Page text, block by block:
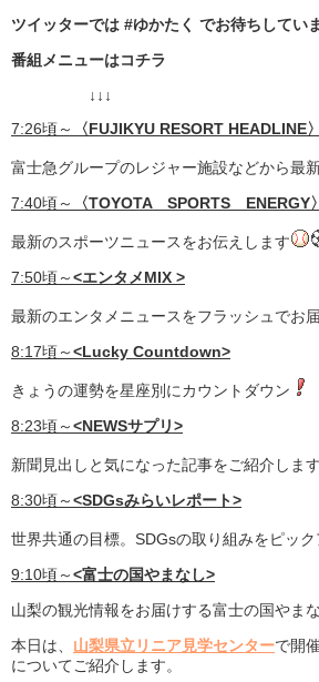
ツイッターでは #ゆかたく でお待ちしてい
番組メニューはコチラ
↓↓↓
7:26頃～
〈FUJIKYU RESORT HEADLINE〉
富士急グループのレジャー施設などから最
7:40頃～
〈TOYOTA SPORTS ENERGY〉
最新のスポーツニュースをお伝えします
7:50頃～<エンタメMIX >
最新のエンタメニュースをフラッシュでお
8:17頃～<Lucky Countdown>
きょうの運勢を星座別にカウントダウン
8:23頃～<NEWSサプリ>
新聞見出しと気になった記事をご紹介します
8:30頃～<SDGsみらいレポート>
世界共通の目標。SDGsの取り組みをピッ
9:10頃～<富士の国やまなし>
山梨の観光情報をお届けする富士の国やまな
本日は、 山梨県立リニア見学センターで開
についてご紹介します。